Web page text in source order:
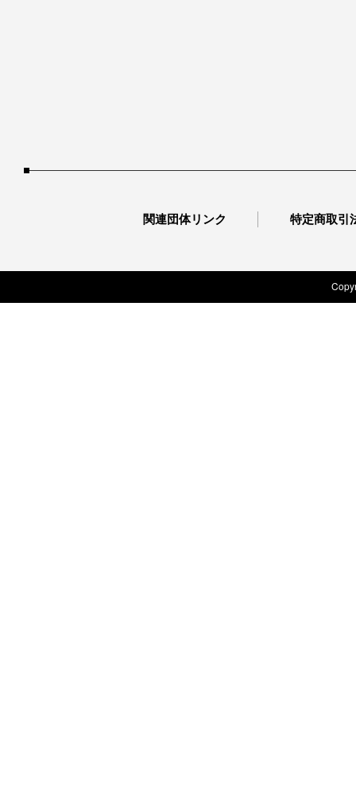
関連団体リンク 特定商取引